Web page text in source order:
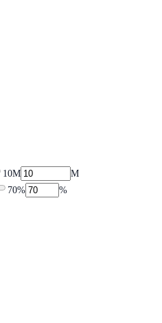
10M
M
70%
%